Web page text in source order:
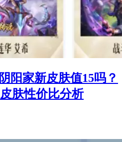
阳家新皮肤值15吗？
肤性价比分析